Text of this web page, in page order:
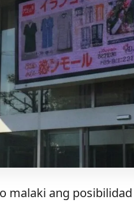
malaki ang posibilidad